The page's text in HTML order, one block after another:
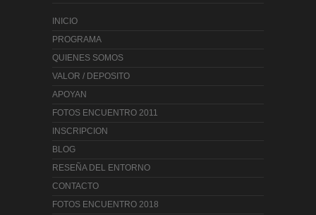
INICIO
PROGRAMA
QUIENES SOMOS
VALOR / DEPOSITO
APOYAN
FOTOS ENCUENTRO 2011
INSCRIPCION
BLOG
RESEÑA DEL ENTORNO
CONTACTO
FOTOS ENCUENTRO 2018